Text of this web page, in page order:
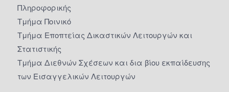
Πληροφορικής
Τμήμα Ποινικό
Τμήμα Εποπτείας Δικαστικών Λειτουργών και
Στατιστικής
Τμήμα Διεθνών Σχέσεων και δια βίου εκπαίδευσης
των Εισαγγελικών Λειτουργών